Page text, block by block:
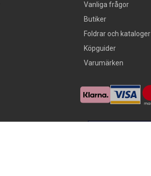
Vanliga frågor
Butiker
Foldrar och kataloger
Köpguider
Varumärken